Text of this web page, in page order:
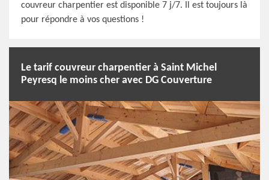
couvreur charpentier est disponible 7 j/7. Il est toujours là
pour répondre à vos questions !
Le tarif couvreur charpentier à Saint Michel
Peyresq le moins cher avec DG Couverture